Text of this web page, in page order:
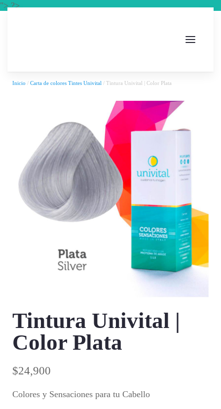
"> ?>
Inicio / Carta de colores Tintes Univital / Tintura Univital | Color Plata
Tintura Univital |
Color Plata
$24,900
Colores y Sensaciones para tu Cabello